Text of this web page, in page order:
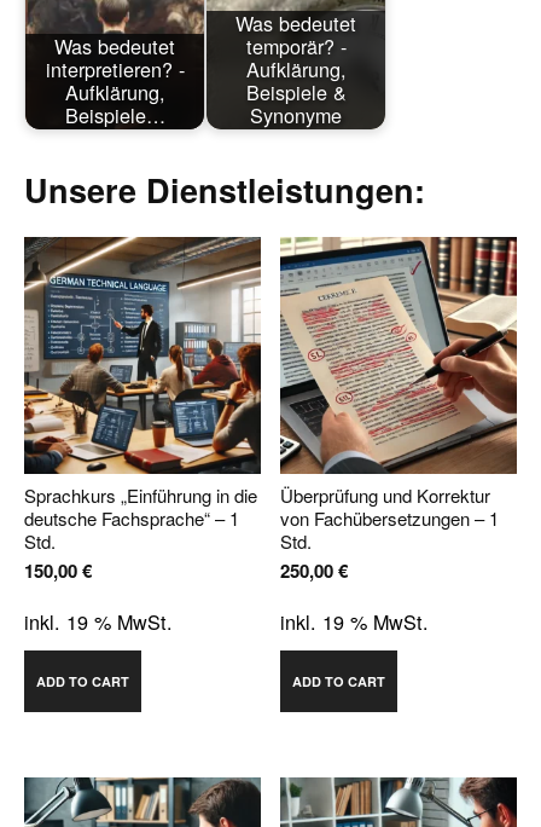
Was bedeutet
interpretieren? -
Aufklärung,
Beispiele…
Was bedeutet
temporär? -
Aufklärung,
Beispiele &
Synonyme
Unsere Dienstleistungen:
Sprachkurs „Einführung in die
deutsche Fachsprache“ – 1
Std.
150,00€
inkl. 19 % MwSt.
ADD TO CART
Überprüfung und Korrektur
von Fachübersetzungen – 1
Std.
250,00€
inkl. 19 % MwSt.
ADD TO CART